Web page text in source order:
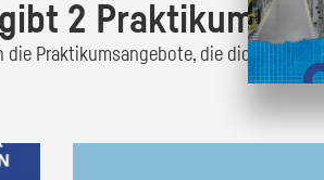
2
Praktikumsangebote, die dich